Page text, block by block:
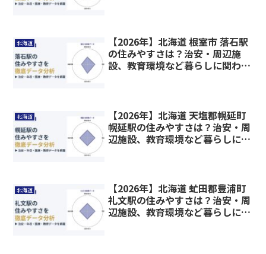
北海道
【2026年】北海道 根室市 落石駅
の住みやすさは？治安・周辺施
設、教育環境など暮らしに関わる
北海道
【2026年】北海道 天塩郡幌延町
幌延駅の住みやすさは？治安・周
辺施設、教育環境など暮らしに関
北海道
【2026年】北海道 虻田郡豊浦町
礼文駅の住みやすさは？治安・周
辺施設、教育環境など暮らしに関